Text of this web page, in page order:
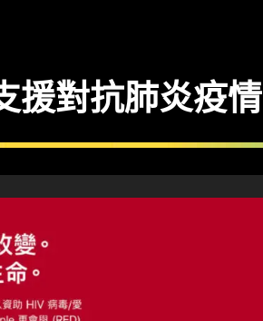
援對抗肺炎疫情